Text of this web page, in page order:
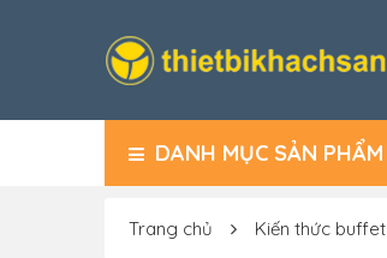
DANH MỤC SẢN PHẨM
Trang chủ Kiến thức buffet